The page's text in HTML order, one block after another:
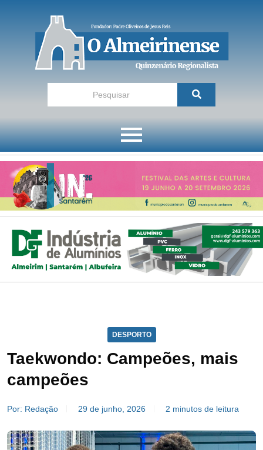
DESPORTO
Taekwondo: Campeões, mais
campeões
Por: Redação 29 de junho, 2026 2 minutos de leitura